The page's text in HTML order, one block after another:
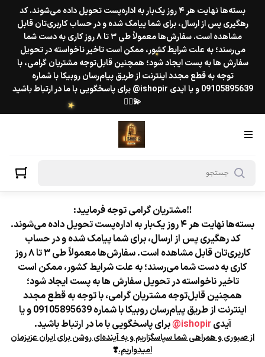
بسته‌ها نهایت هر ۴ روز یک‌بار به اداره‌پست تحویل داده می‌شوند. کد
رهگیری پس از ارسال، برای شما پیامک شده و در حساب کاربری‌تان قابل
مشاهده است. سفارش‌ها معمولاً طی ۳ تا ۸ روز کاری به دست شما
می‌رسند؛ به علت شرایط کشور، ممکن است تاخیر ناخواسته در تحویل
سفارش ها به پست ایجاد شود؛ همچنین قابل‌توجه مشتریان گرامی، با
توجه به قطع مجدد اینترنت از طریق پیام‌رسان روبیکا با شماره
09105895639 و یا آیدی ishopir@ برای پاسخگویی با ما در ارتباط باشید
💫❤️‍🔥
‼️مشتریان گرامی توجه فرمایید:
بسته‌ها نهایت هر ۴ روز یک‌بار به اداره‌پست تحویل داده می‌شوند.
کد رهگیری پس از ارسال، برای شما پیامک شده و در حساب
کاربری‌تان قابل مشاهده است. سفارش‌ها معمولاً طی ۳ تا ۸ روز
کاری به دست شما می‌رسند؛به علت شرایط کشور، ممکن است
تاخیر ناخواسته در تحویل سفارش ها به پست ایجاد شود؛
همچنین قابل‌توجه مشتریان گرامی، با توجه به قطع مجدد
اینترنت از طریق پیام‌رسان روبیکا با شماره 09105895639 و یا
آیدیishopir@ برای پاسخگویی با ما در ارتباط باشید.
از صبوری و همراهی شما سپاسگزاریم و به آینده‌ای روشن برای ایران عزیزمان
امیدواریم.❣️
★